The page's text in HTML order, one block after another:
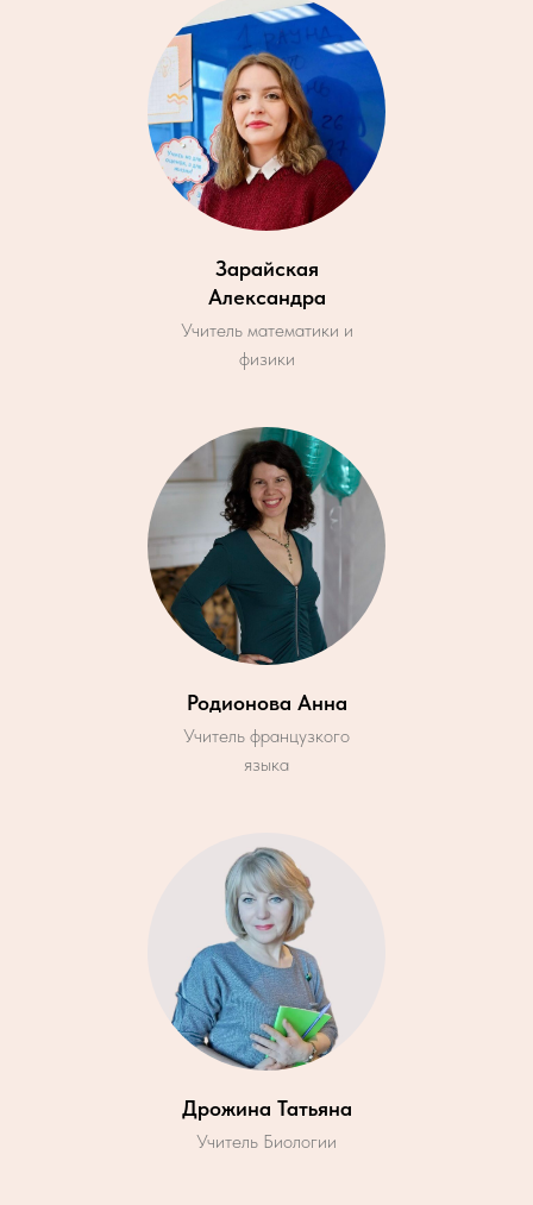
Зарайская
Александра
Учитель математики и
физики
Родионова Анна
Учитель французкого
языка
Дрожина Татьяна
Учитель Биологии